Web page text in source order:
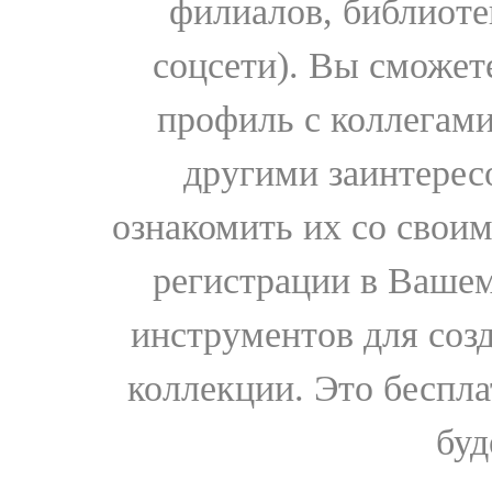
филиалов,
соцсети). Вы
профиль с
другими
ознакомить их со
регистрации в
инструментов для
коллекции. Это